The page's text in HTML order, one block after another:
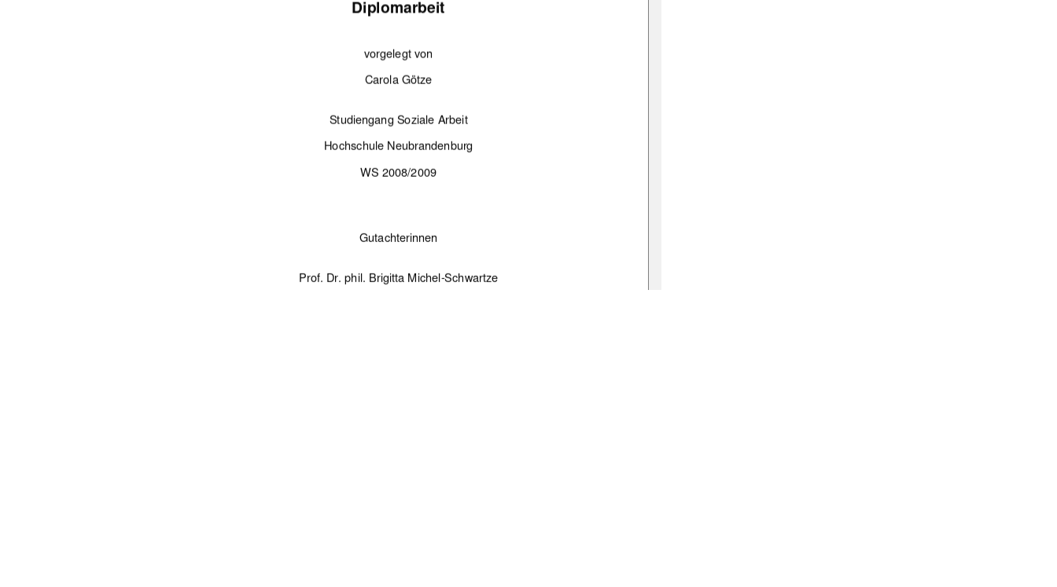
Diplomarbeit
vorgelegt von
Carola Götze
Studiengang Soziale Arbeit
Hochschule Neubrandenburg
WS 2008/2009
Gutachterinnen
Prof. Dr. phil. Brigitta Michel-Schwartze